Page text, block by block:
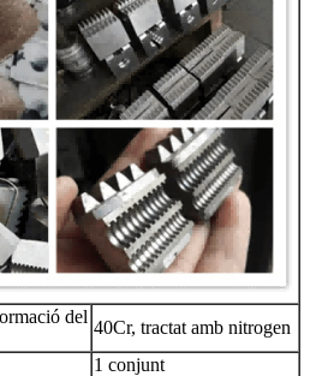
del
40Cr, tractat amb nitrogen
1 conjunt